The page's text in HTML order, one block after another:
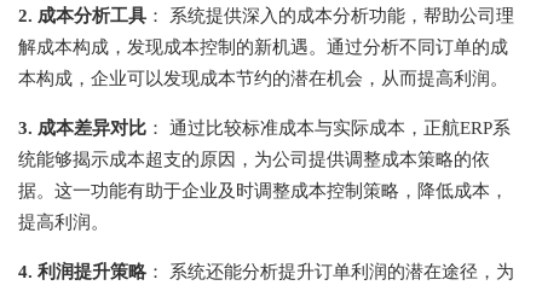
2. 成本分析工具 ： 系统提供深入的成本分析功能，帮助公司理
解成本构成，发现成本控制的新机遇。通过分析不同订单的成
本构成，企业可以发现成本节约的潜在机会，从而提高利润。
3. 成本差异对比 ： 通过比较标准成本与实际成本，正航ERP系
统能够揭示成本超支的原因，为公司提供调整成本策略的依
据。这一功能有助于企业及时调整成本控制策略，降低成本，
提高利润。
4. 利润提升策略 ： 系统还能分析提升订单利润的潜在途径，为